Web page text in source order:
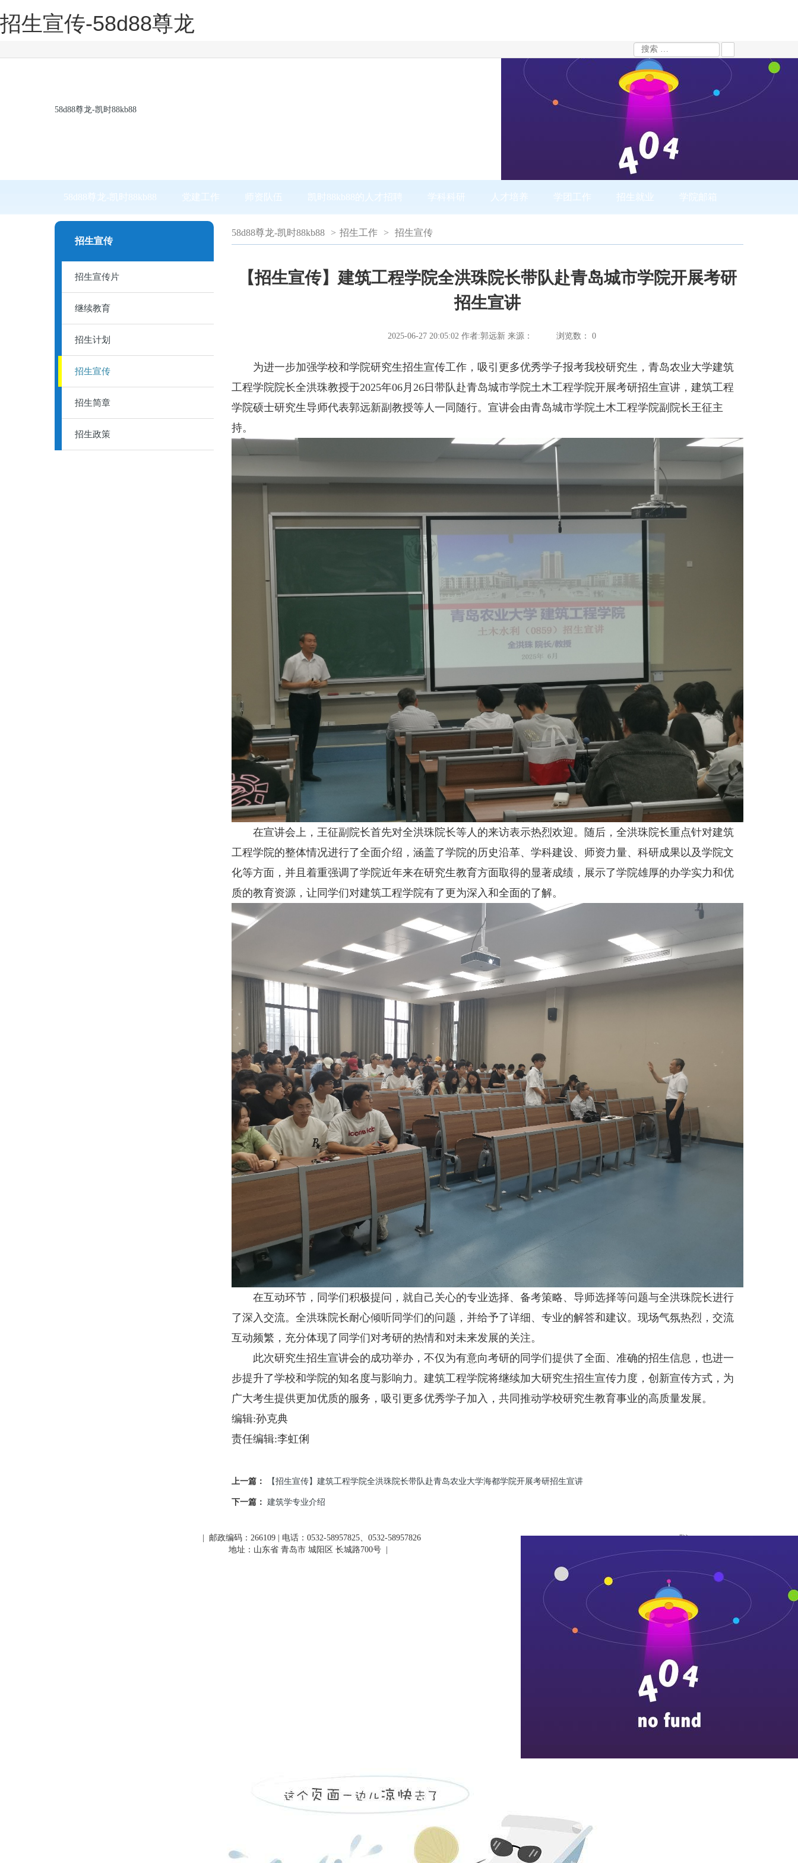
招生宣传-58d88尊龙
58d88尊龙-凯时88kb88
58d88尊龙-凯时88kb88 党建工作 师资队伍 凯时88kb88的人才招聘 学科科研 人才培养 学团工作 招生就业 学院邮箱
招生宣传
招生宣传片
继续教育
招生计划
招生宣传
招生简章
招生政策
58d88尊龙-凯时88kb88 > 招生工作 > 招生宣传
【招生宣传】建筑工程学院全洪珠院长带队赴青岛城市学院开展考研
招生宣讲
2025-06-27 20:05:02 作者:郭远新 来源： 浏览数：0
为进一步加强学校和学院研究生招生宣传工作，吸引更多优秀学子报考我校研究生，青岛农业大学建筑
工程学院院长全洪珠教授于2025年06月26日带队赴青岛城市学院土木工程学院开展考研招生宣讲，建筑工程
学院硕士研究生导师代表郭远新副教授等人一同随行。宣讲会由青岛城市学院土木工程学院副院长王征主
持。
在宣讲会上，王征副院长首先对全洪珠院长等人的来访表示热烈欢迎。随后，全洪珠院长重点针对建筑
工程学院的整体情况进行了全面介绍，涵盖了学院的历史沿革、学科建设、师资力量、科研成果以及学院文
化等方面，并且着重强调了学院近年来在研究生教育方面取得的显著成绩，展示了学院雄厚的办学实力和优
质的教育资源，让同学们对建筑工程学院有了更为深入和全面的了解。
在互动环节，同学们积极提问，就自己关心的专业选择、备考策略、导师选择等问题与全洪珠院长进行
了深入交流。全洪珠院长耐心倾听同学们的问题，并给予了详细、专业的解答和建议。现场气氛热烈，交流
互动频繁，充分体现了同学们对考研的热情和对未来发展的关注。
此次研究生招生宣讲会的成功举办，不仅为有意向考研的同学们提供了全面、准确的招生信息，也进一
步提升了学校和学院的知名度与影响力。建筑工程学院将继续加大研究生招生宣传力度，创新宣传方式，为
广大考生提供更加优质的服务，吸引更多优秀学子加入，共同推动学校研究生教育事业的高质量发展。
编辑:孙克典
责任编辑:李虹俐
上一篇： 【招生宣传】建筑工程学院全洪珠院长带队赴青岛农业大学海都学院开展考研招生宣讲
下一篇： 建筑学专业介绍
| 邮政编码：266109 | 电话：0532-58957825、0532-58957826
地址：山东省 青岛市 城阳区 长城路700号
"));